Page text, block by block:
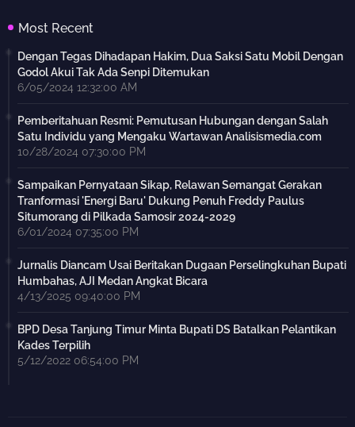
Most Recent
Dengan Tegas Dihadapan Hakim, Dua Saksi Satu Mobil Dengan
Godol Akui Tak Ada Senpi Ditemukan
6/05/2024 12:32:00 AM
Pemberitahuan Resmi: Pemutusan Hubungan dengan Salah
Satu Individu yang Mengaku Wartawan Analisismedia.com
10/28/2024 07:30:00 PM
Sampaikan Pernyataan Sikap, Relawan Semangat Gerakan
Tranformasi 'Energi Baru' Dukung Penuh Freddy Paulus
Situmorang di Pilkada Samosir 2024-2029
6/01/2024 07:35:00 PM
Jurnalis Diancam Usai Beritakan Dugaan Perselingkuhan Bupati
Humbahas, AJI Medan Angkat Bicara
4/13/2025 09:40:00 PM
BPD Desa Tanjung Timur Minta Bupati DS Batalkan Pelantikan
Kades Terpilih
5/12/2022 06:54:00 PM